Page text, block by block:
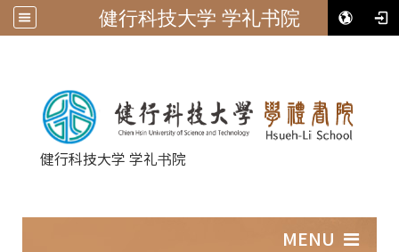
健行科技大学 学礼书院
健行科技大学 学礼书院
MENU